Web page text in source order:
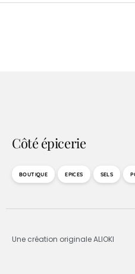
Côté épicerie
BOUTIQUE EPICES SELS
Une création originale ALIOKI